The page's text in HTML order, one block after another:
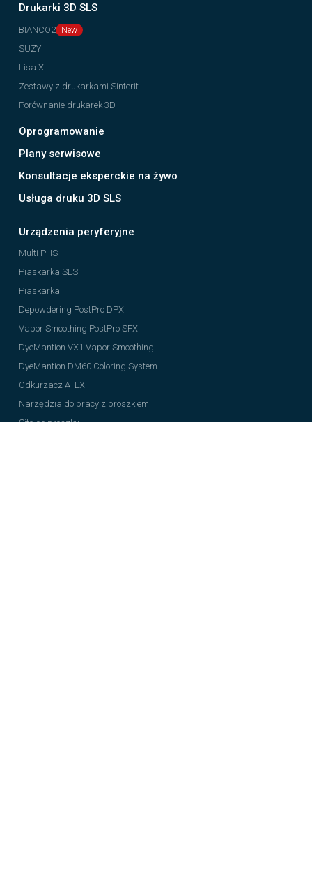
Drukarki 3D SLS
BIANCO2
SUZY
Lisa X
Zestawy z drukarkami Sinterit
Porównanie drukarek 3D
Oprogramowanie
Plany serwisowe
Konsultacje eksperckie na żywo
Usługa druku 3D SLS
Urządzenia peryferyjne
Multi PHS
Piaskarka SLS
Piaskarka
Depowdering PostPro DPX
Vapor Smoothing PostPro SFX
DyeMantion VX1 Vapor Smoothing
DyeMantion DM60 Coloring System
Odkurzacz ATEX
Narzędzia do pracy z proszkiem
Sito do proszku